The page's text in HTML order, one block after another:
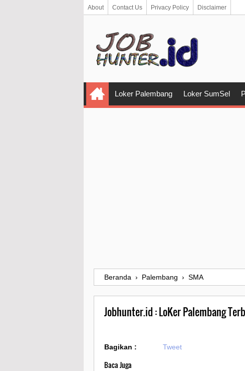
About Contact Us Privacy Policy Disclaimer
Loker Palembang Loker SumSel
Beranda › Palembang › SMA
Jobhunter.id : LoKer Palembang
Bagikan : Tweet
Baca Juga